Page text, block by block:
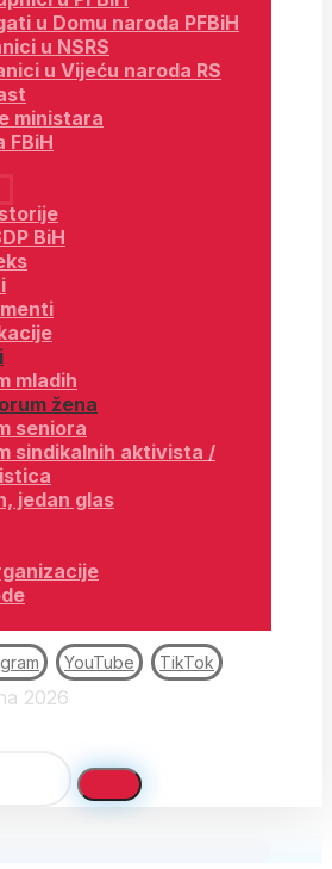
u Domu naroda PFBiH
u NSRS
u Vijeću naroda RS
ministara
FBiH
BiH
mladih
žena
seniora
sindikalnih aktivista /
jedan glas
YouTube TikTok
2026